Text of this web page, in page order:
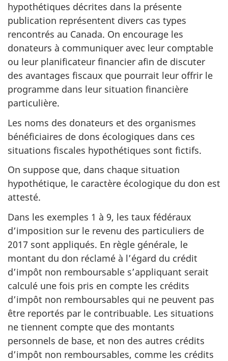
hypothétiques décrites dans la présente
publication représentent divers cas types
rencontrés au Canada. On encourage les
donateurs à communiquer avec leur comptable
ou leur planificateur financier afin de discuter
des avantages fiscaux que pourrait leur offrir le
programme dans leur situation financière
particulière.
Les noms des donateurs et des organismes
bénéficiaires de dons écologiques dans ces
situations fiscales hypothétiques sont fictifs.
On suppose que, dans chaque situation
hypothétique, le caractère écologique du don est
attesté.
Dans les exemples 1 à 9, les taux fédéraux
d’imposition sur le revenu des particuliers de
2017 sont appliqués. En règle générale, le
montant du don réclamé à l’égard du crédit
d’impôt non remboursable s’appliquant serait
calculé une fois pris en compte les crédits
d’impôt non remboursables qui ne peuvent pas
être reportés par le contribuable. Les situations
ne tiennent compte que des montants
personnels de base, et non des autres crédits
d’impôt non remboursables, comme les crédits